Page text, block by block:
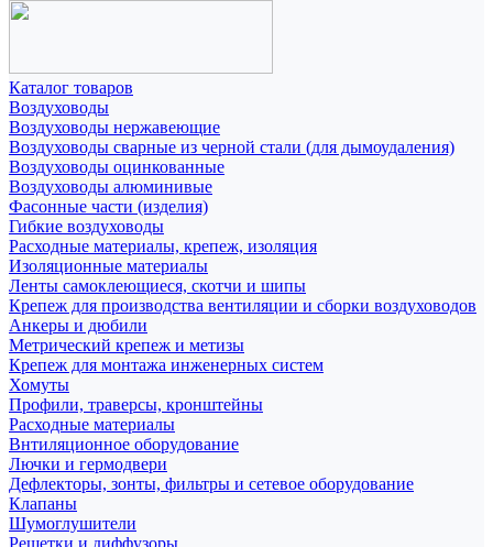
Каталог товаров
Воздуховоды
Воздуховоды нержавеющие
Воздуховоды сварные из черной стали (для дымоудаления)
Воздуховоды оцинкованные
Воздуховоды алюминивые
Фасонные части (изделия)
Гибкие воздуховоды
Расходные материалы, крепеж, изоляция
Изоляционные материалы
Ленты самоклеющиеся, скотчи и шипы
Крепеж для производства вентиляции и сборки воздуховодов
Анкеры и дюбили
Метрический крепеж и метизы
Крепеж для монтажа инженерных систем
Хомуты
Профили, траверсы, кронштейны
Расходные материалы
Внтиляционное оборудование
Лючки и гермодвери
Дефлекторы, зонты, фильтры и сетевое оборудование
Клапаны
Шумоглушители
Решетки и диффузоры